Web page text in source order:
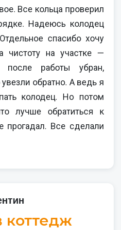
Все кольца проверил
Надеюсь колодец
спасибо хочу
чистоту на участке —
работы убран,
обратно. А ведь я
колодец. Но потом
лучше обратиться к
прогадал. Все сделали
коттедж